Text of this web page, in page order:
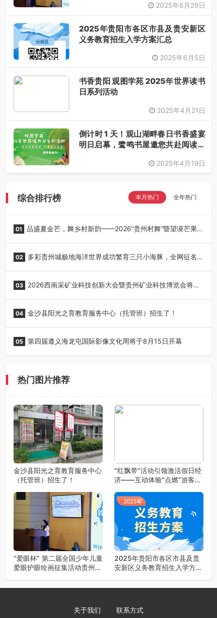
2025年6月29日
2025年贵阳市各区市县及贵安新区
义务教育招生入学方案汇总
2025年6月5日
书香贵阳 观图学苑 2025年世界读书
日系列活动
2025年4月21日
倒计时 1 天！观山湖畔春日书香盛宴
明日启幕，鹭鸣书屋邀您共赴阅读之
2025年4月19日
综合排行榜 本月热门 全年热门
01 品盛夏金芒，舞乡村新韵——2026“贵州村舞”暨望谟芒果
02 多彩贵州城极地海洋世界成功繁育三只小海豚，全网征名
03 2026西南采矿业科技创新大会暨贵州矿业科技博览会将在
04 金沙县阳光之育教育服务中心（托管班）招生了！
05 第四届遵义海龙屯国际影像文化周将于8月15日开幕
热门图片推荐
金沙县阳光之育教育服务中心
（托管班）招生了！
“红飘带”活动引领激活假日经
济——互动体验“点燃”游客激
“爱眼杯” 第二届全国少年儿童
爱眼护眼绘画征集活动贵州地
2025年贵阳市各区市县及贵
安新区义务教育招生入学方案
关于我们 联系方式